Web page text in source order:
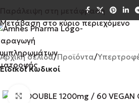
Παράλειψη στη μετάφραση
Μετάβαση στο κύριο περιεχόμενο
Αρχική σελίδα Προϊόντα
Ειδικοί Κωδικοί
Κάντε κλικ για μεγέθυνση